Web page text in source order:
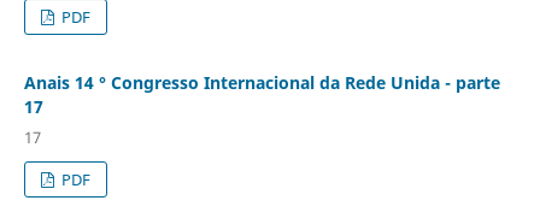
PDF
Anais 14 ° Congresso Internacional da Rede Unida - parte
17
17
PDF